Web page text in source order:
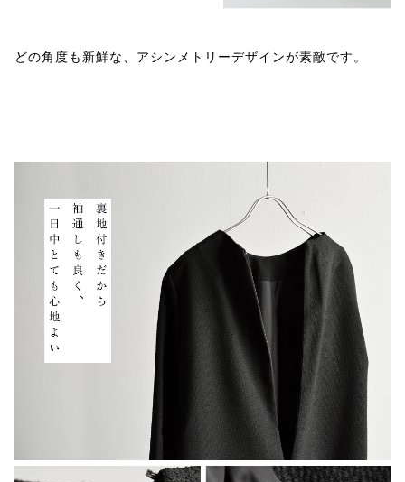
どの角度も新鮮な、アシンメトリーデザインが素敵です。